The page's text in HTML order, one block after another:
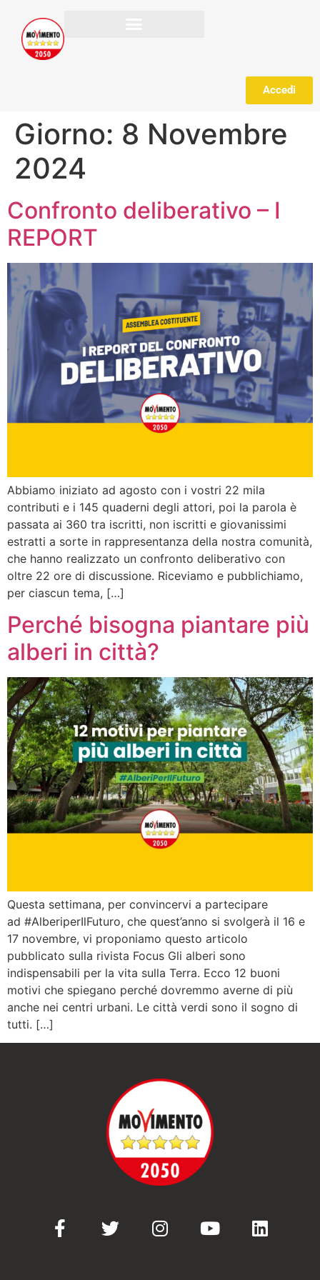
Accedi
Giorno: 8 Novembre
2024
Confronto deliberativo – I
REPORT
Abbiamo iniziato ad agosto con i vostri 22 mila
contributi e i 145 quaderni degli attori, poi la parola è
passata ai 360 tra iscritti, non iscritti e giovanissimi
estratti a sorte in rappresentanza della nostra comunità,
che hanno realizzato un confronto deliberativo con
oltre 22 ore di discussione. Riceviamo e pubblichiamo,
per ciascun tema, […]
Perché bisogna piantare più
alberi in città?
Questa settimana, per convincervi a partecipare
ad #AlberiperIlFuturo, che quest’anno si svolgerà il 16 e
17 novembre, vi proponiamo questo articolo
pubblicato sulla rivista Focus Gli alberi sono
indispensabili per la vita sulla Terra. Ecco 12 buoni
motivi che spiegano perché dovremmo averne di più
anche nei centri urbani. Le città verdi sono il sogno di
tutti. […]